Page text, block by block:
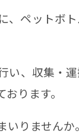
、ペットボ
い、収集・
ります。
りませんか。